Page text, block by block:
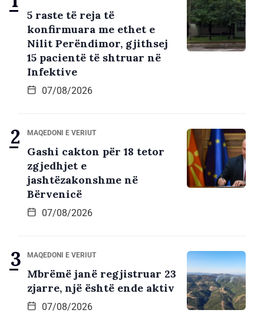
5 raste të reja të
konfirmuara me ethet e
Nilit Perëndimor, gjithsej
15 pacientë të shtruar në
Infektive
07/08/2026
MAQEDONI E VERIUT
Gashi cakton për 18 tetor
zgjedhjet e
jashtëzakonshme në
Bërvenicë
07/08/2026
MAQEDONI E VERIUT
Mbrëmë janë regjistruar 23
zjarre, një është ende aktiv
07/08/2026